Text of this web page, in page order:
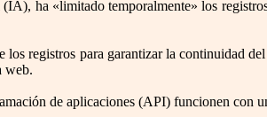
ha «limitado temporalmente» los
registros para garantizar la continuidad
web.
de aplicaciones (API) funcionen con